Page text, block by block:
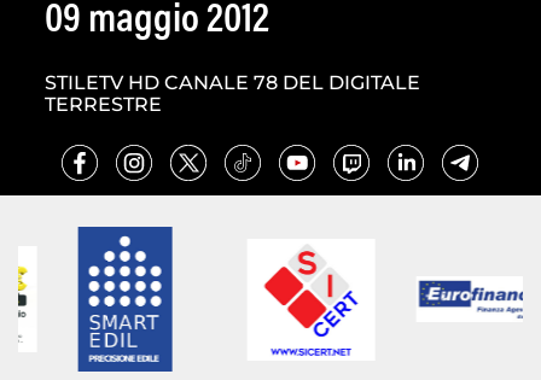
09 maggio 2012
STILETV HD CANALE 78 DEL DIGITALE
TERRESTRE